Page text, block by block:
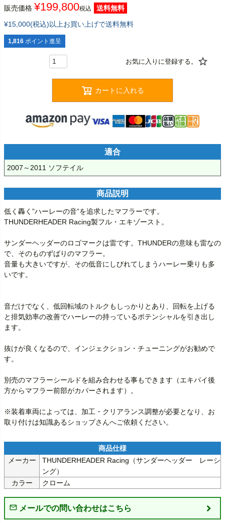
販売価格 ¥199,800税込
送料無料
¥15,000(税込)以上お買い上げで送料無料
1,816 ポイント進呈
カートに入れる
適合
2007～2011 ソフテイル
商品説明
低く轟く”ハーレーの音”を追求したマフラーです。
THUNDERHEADER Racing製フル・エキゾースト。
サンダーヘッダーのロゴマークは雷です。THUNDERの意味も雷なの
で、そのものずばりのマフラー。
音量も大きいですが、その低音にしびれてしまうハーレー乗りも多
いです。
音だけでなく、低回転域のトルクもしっかりとあり、回転を上げる
と排気効率の改善でハーレーの持っているポテンシャルを引き出し
ます。
抜けが良くなるので、インジェクション・チューニングがお勧めで
す。
別売のマフラーシールドを組み合わせる事もできます（エキパイ後
方からマフラー前部がカバーされます）。
※装着車両によっては、加工・クリアランス調整が必要となり、お
メーカー
THUNDERHEADER Racing（サンダーヘッダー　レーシ
ング）
カラー
クローム